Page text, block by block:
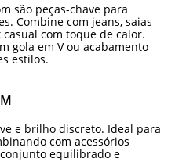
são peças-chave para
Combine com jeans, saias
com toque de calor.
gola em V ou acabamento
estilos.
e brilho discreto. Ideal para
com acessórios
equilibrado e